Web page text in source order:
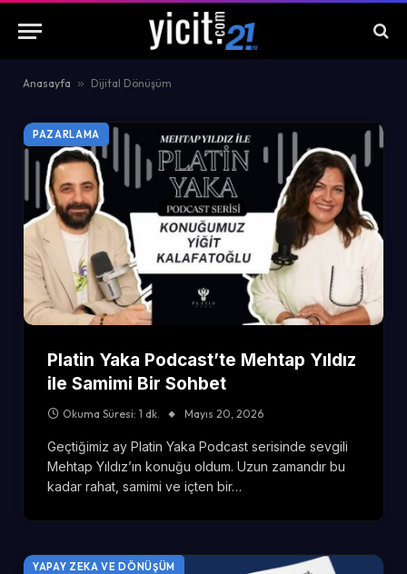
Anasayfa » Dijital Dönüşüm
PAZARLAMA
Platin Yaka Podcast’te Mehtap Yıldız
ile Samimi Bir Sohbet
Okuma Süresi: 1 dk. Mayıs 20, 2026
Geçtiğimiz ay Platin Yaka Podcast serisinde sevgili
Mehtap Yıldız’ın konuğu oldum. Uzun zamandır bu
kadar rahat, samimi ve içten bir…
YAPAY ZEKA VE DÖNÜŞÜM